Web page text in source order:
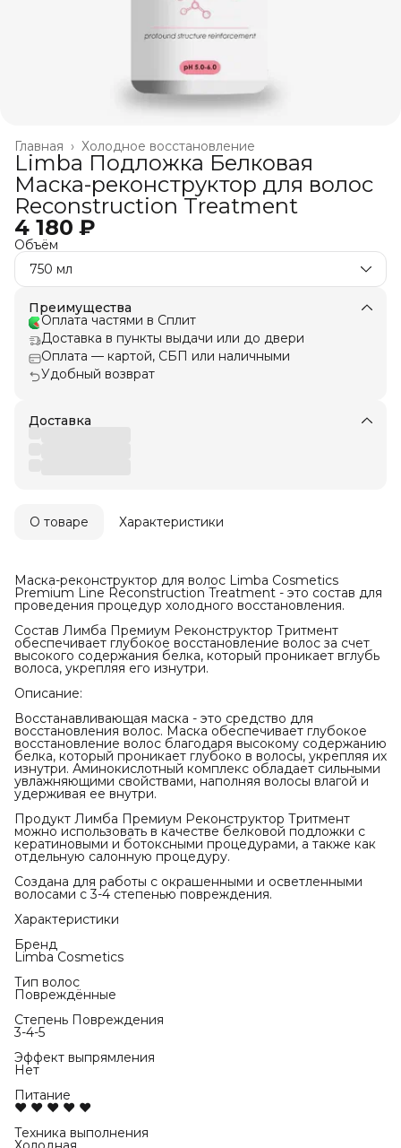
Холодное восстановление
Главная ›
Limba Подложка Белковая
Маска-реконструктор для волос
Reconstruction Treatment
4 180 ₽
Объём
750 мл
Преимущества
Оплата частями в Сплит
Доставка в пункты выдачи или до двери
Оплата — картой, СБП или наличными
Удобный возврат
Доставка
О товаре Характеристики
Маска-реконструктор для волос Limba Cosmetics
Premium Line Reconstruction Treatment - это состав для
проведения процедур холодного восстановления.
Состав Лимба Премиум Реконструктор Тритмент
обеспечивает глубокое восстановление волос за счет
высокого содержания белка, который проникает вглубь
волоса, укрепляя его изнутри.
Описание:
Восстанавливающая маска - это средство для
восстановления волос. Маска обеспечивает глубокое
восстановление волос благодаря высокому содержанию
белка, который проникает глубоко в волосы, укрепляя их
изнутри. Аминокислотный комплекс обладает сильными
увлажняющими свойствами, наполняя волосы влагой и
удерживая ее внутри.
Продукт Лимба Премиум Реконструктор Тритмент
можно использовать в качестве белковой подложки с
кератиновыми и ботоксными процедурами, а также как
отдельную салонную процедуру.
Создана для работы с окрашенными и осветленными
волосами с 3-4 степенью повреждения.
Характеристики
Бренд
Limba Cosmetics
Тип волос
Повреждённые
Степень Повреждения
3-4-5
Эффект выпрямления
Нет
Питание
♥ ♥ ♥ ♥ ♥
Техника выполнения